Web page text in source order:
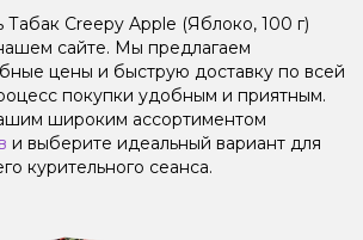
Creepy Apple (Яблоко, 100 г)
сайте. Мы предлагаем
цены и быструю доставку по всей
покупки удобным и приятным.
широким ассортиментом
и выберите идеальный вариант для
курительного сеанса.